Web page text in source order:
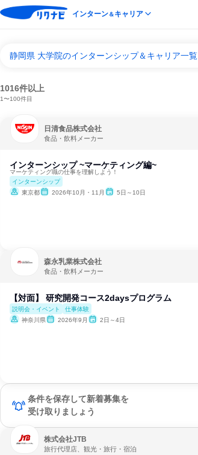
インターン＆キャリア
静岡県 大学院のインターンシップ＆キャリア一覧
1016件以上
1〜100件目
日清食品株式会社
食品・飲料メーカー
インターンシップ ~マーケティング編~
マーケティング職の仕事を理解しよう！
インターンシップ
東京都
2026年10月・11月 5日～10日
森永乳業株式会社
食品・飲料メーカー
【対面】 研究開発コース2daysプログラム
説明会・イベント
仕事体験
神奈川県
2026年9月 2日～4日
条件を保存して新着募集を
受け取りましょう
株式会社JTB
旅行代理店、観光・旅行・宿泊